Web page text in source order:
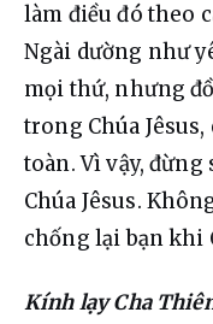
làm điều đó theo
Ngài dường như
mọi thứ, nhưng
trong Chúa
toàn. Vì vậy,
Chúa Jêsus.
chống lại bạn khi
Kính lạy Cha